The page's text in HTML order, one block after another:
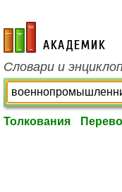
academic.ru
Словари и
Толкования